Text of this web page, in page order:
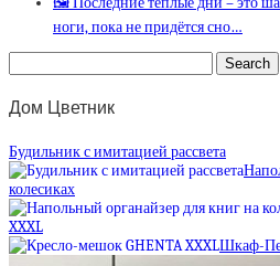
ноги, пока не придётся сно…
Дом Цветник
Будильник с имитацией рассвета
колесиках
XXXL
Шкаф-